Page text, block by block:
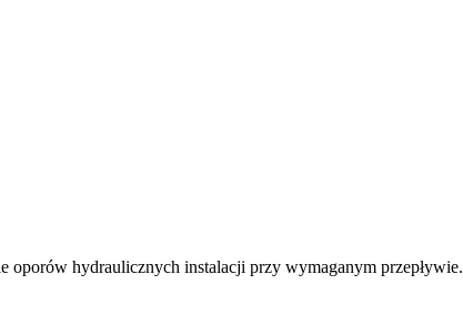
oporów hydraulicznych instalacji przy wymaganym przepływie.